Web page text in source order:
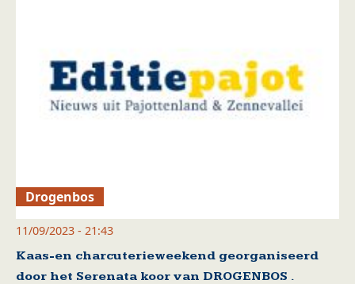
Drogenbos
11/09/2023 - 21:43
Kaas-en charcuterieweekend georganiseerd
door het Serenata koor van DROGENBOS .